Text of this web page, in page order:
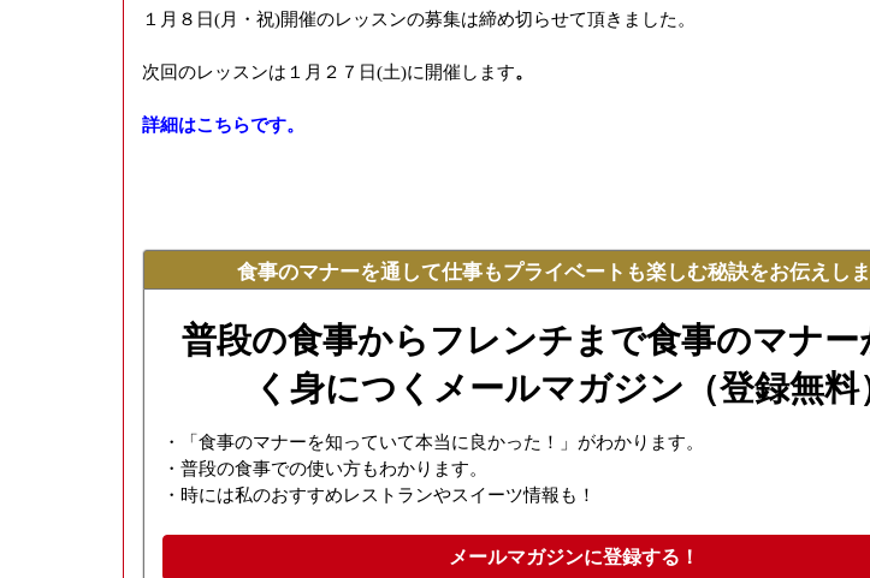
１月８日(月・祝)開催のレッスンの募集は締め切らせて頂きました。
次回のレッスンは１月２７日(土)に開催します。
詳細はこちらです。
食事のマナーを通して仕事もプライベートも楽しむ秘訣をお伝えしま
普段の食事からフレンチまで食事のマナー
く身につくメールマガジン（登録無料
・「食事のマナーを知っていて本当に良かった！」がわかります。
・普段の食事での使い方もわかります。
・時には私のおすすめレストランやスイーツ情報も！
メールマガジンに登録する！